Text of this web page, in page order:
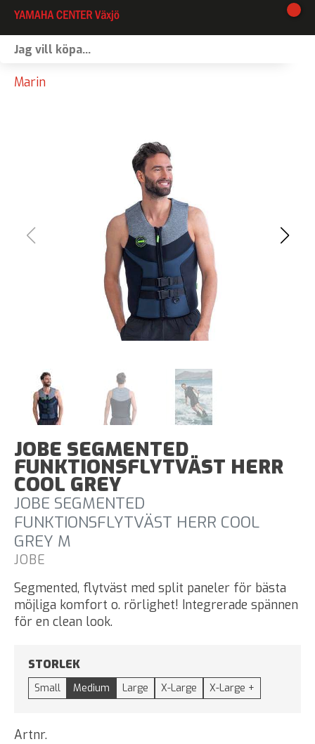
Våra varumärken
MC-förmedling
Marin
JOBE SEGMENTED
FUNKTIONSFLYTVÄST HERR
COOL GREY
JOBE SEGMENTED
FUNKTIONSFLYTVÄST HERR COOL
GREY M
JOBE
Segmented, flytväst med split paneler för bästa
möjliga komfort o. rörlighet! Integrerade spännen
för en clean look.
STORLEK
Small Medium Large X-Large X-Large +
Artnr.